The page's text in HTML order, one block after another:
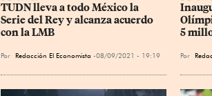
TUDN lleva a todo México la
Serie del Rey y alcanza acuerdo
con la LMB
Por Redacción El Economista 08/09/2021 - 19:19
5
Por